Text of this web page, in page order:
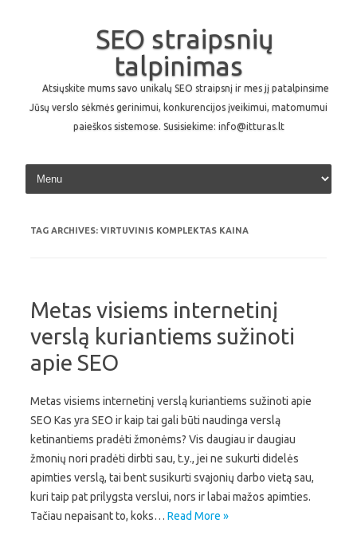
SEO straipsnių
talpinimas
Atsiųskite mums savo unikalų SEO straipsnį ir mes jį patalpinsime
Jūsų verslo sėkmės gerinimui, konkurencijos įveikimui, matomumui
paieškos sistemose. Susisiekime: info@itturas.lt
Skip to content
TAG ARCHIVES: VIRTUVINIS KOMPLEKTAS KAINA
Metas visiems internetinį
verslą kuriantiems sužinoti
apie SEO
Metas visiems internetinį verslą kuriantiems sužinoti apie
SEO Kas yra SEO ir kaip tai gali būti naudinga verslą
ketinantiems pradėti žmonėms? Vis daugiau ir daugiau
žmonių nori pradėti dirbti sau, t.y., jei ne sukurti didelės
apimties verslą, tai bent susikurti svajonių darbo vietą sau,
kuri taip pat prilygsta verslui, nors ir labai mažos apimties.
Tačiau nepaisant to, koks… Read More »